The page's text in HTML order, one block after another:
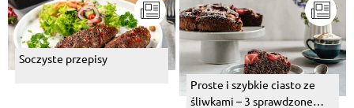
Soczyste przepisy
Proste i szybkie ciasto ze
śliwkami – 3 sprawdzone